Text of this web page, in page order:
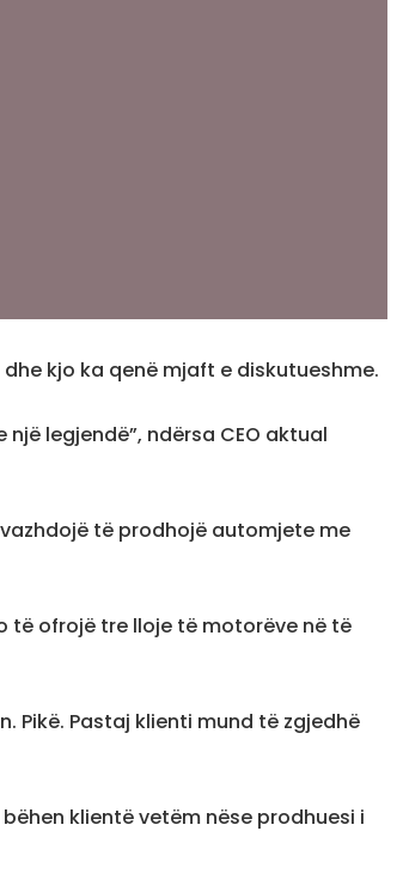
kjo ka qenë mjaft e diskutueshme.
legjendë”, ndërsa CEO aktual
të prodhojë automjete me
të ofrojë tre lloje të motorëve në të
Pikë. Pastaj klienti mund të zgjedhë
klientë vetëm nëse prodhuesi i